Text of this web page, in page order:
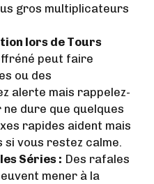
gros multiplicateurs
lors de Tours
peut faire
ou des
alerte mais rappelez-
dure que quelques
rapides aident mais
si vous restez calme.
Séries : Des rafales
mener à la